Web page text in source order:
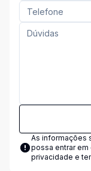
As informações
possa entrar
privacidade e